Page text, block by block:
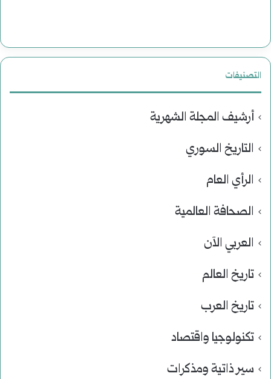
التصنيفات
أرشيف المجلة الشهرية
التاريخ السوري
الرأي العام
الصحافة العالمية
العربي الآن
تاريخ العالم
تاريخ العرب
تكنولوجيا واقتصاد
سير ذاتية ومذكرات